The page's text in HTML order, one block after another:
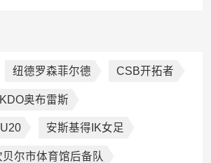
纽德罗森菲尔德 CSB开拓者
奥布雷斯
安斯基得IK女足
贝尔市体育馆后备队